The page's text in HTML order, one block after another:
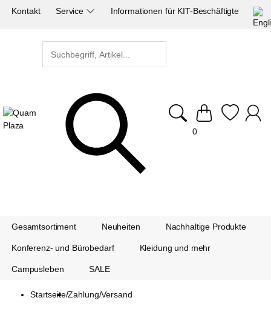
Kontakt Service Informationen für KIT-Beschäftigte
0
Gesamtsortiment Neuheiten Nachhaltige Produkte
Konferenz- und Bürobedarf Kleidung und mehr
Campusleben SALE
Startseite/Zahlung/Versand